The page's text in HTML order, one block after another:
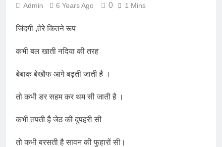
Admin 6 Years Ago 0 1 Mins
जिंदगी ,तेरे कितने रूप
कभी बल खाती नदिया की तरह
बेबाक बेखौफ आगे बढ़ती जाती है ।
तो कभी डर सहम कर थम सी जाती है ।
कभी तपती है जेठ की दुपहरी सी
तो कभी बरसती है सावन की फुहारों सी।